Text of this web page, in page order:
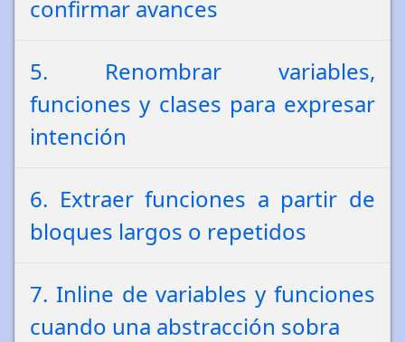
confirmar avances
5. Renombrar variables,
funciones y clases para expresar
intención
6. Extraer funciones a partir de
bloques largos o repetidos
7. Inline de variables y funciones
cuando una abstracción sobra